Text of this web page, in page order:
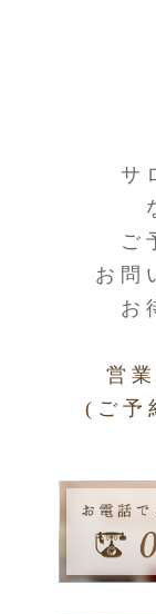
サ
ご
お問
お
営
(ご予